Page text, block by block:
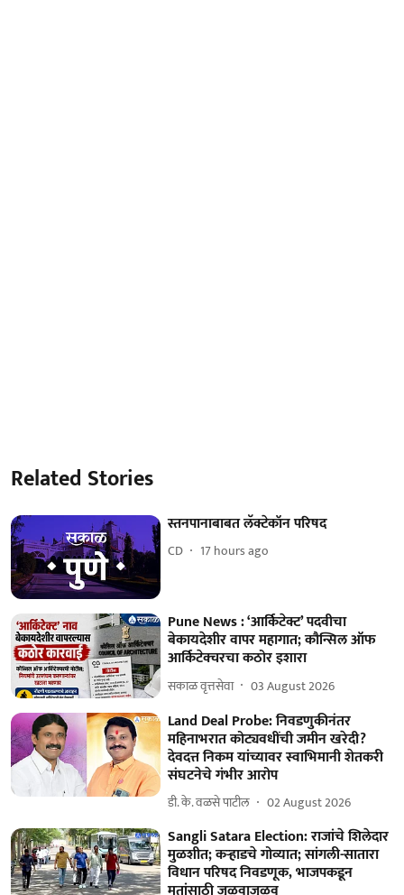
Related Stories
स्तनपानाबाबत लॅक्टेकॉन परिषद
CD 17 hours ago
Pune News : ‘आर्किटेक्ट’ पदवीचा
बेकायदेशीर वापर महागात; कौन्सिल ऑफ
आर्किटेक्चरचा कठोर इशारा
सकाळ वृत्तसेवा 03 August 2026
Land Deal Probe: निवडणुकीनंतर
महिनाभरात कोट्यवधींची जमीन खरेदी?
देवदत्त निकम यांच्यावर स्वाभिमानी शेतकरी
संघटनेचे गंभीर आरोप
डी. के. वळसे पाटील 02 August 2026
Sangli Satara Election: राजांचे शिलेदार
मुळशीत; कऱ्हाडचे गोव्‍यात; सांगली-सातारा
विधान परिषद निवडणूक, भाजपकडून